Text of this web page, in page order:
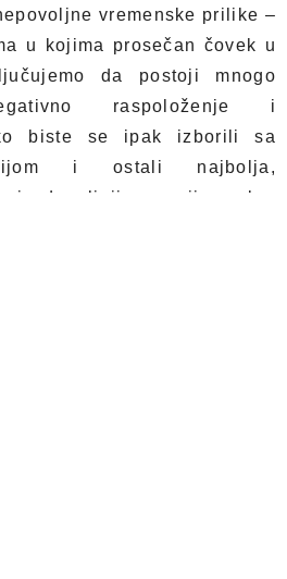
vremenske prilike –
u kojima prosečan čovek u
da postoji mnogo
raspoloženje i
biste se ipak izborili sa
i ostali najbolja,
verzija sebe,